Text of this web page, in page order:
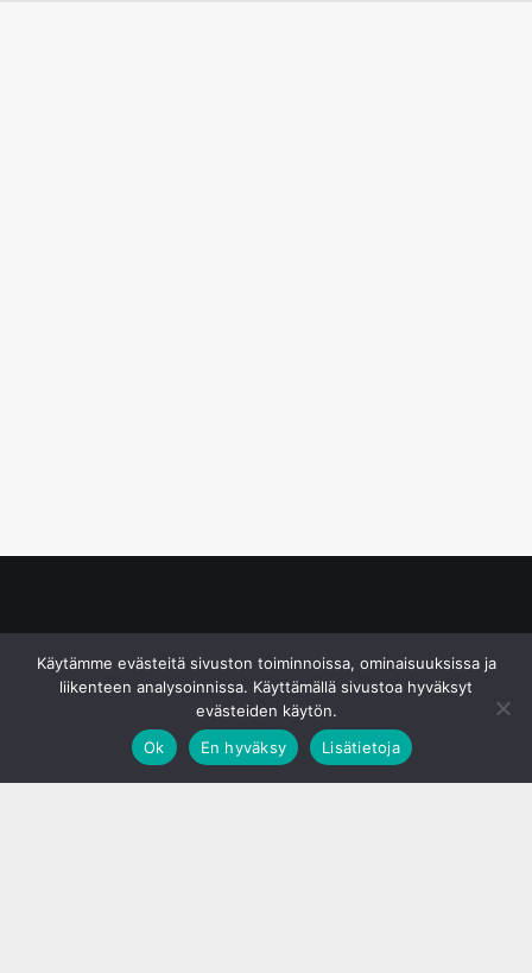
Käytämme evästeitä sivuston toiminnoissa, ominaisuuksissa ja
liikenteen analysoinnissa. Käyttämällä sivustoa hyväksyt
evästeiden käytön.
Ok
En hyväksy Lisätietoja